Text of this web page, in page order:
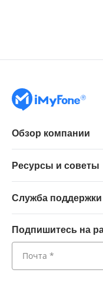
Обзор компании
Ресурсы и советы
Служба поддержки
Подпишитесь на